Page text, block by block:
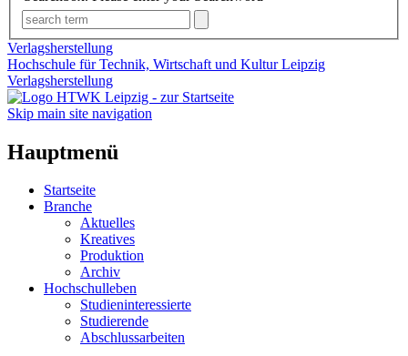
Verlagsherstellung
Hochschule für Technik, Wirtschaft und Kultur Leipzig
Verlagsherstellung
Skip main site navigation
Hauptmenü
Startseite
Branche
Aktuelles
Kreatives
Produktion
Archiv
Hochschulleben
Studieninteressierte
Studierende
Abschlussarbeiten